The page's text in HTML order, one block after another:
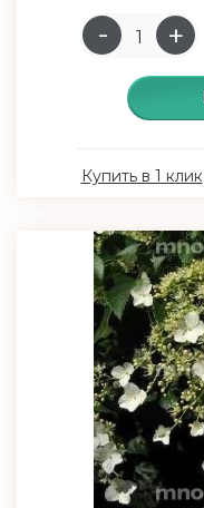
Купить в 1 клик